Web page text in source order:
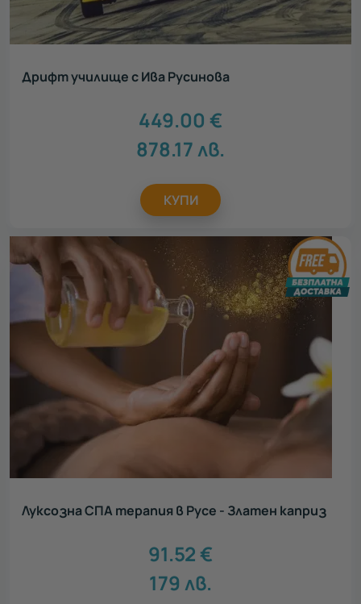
Дрифт училище с Ива Русинова
449.00 €
878.17лв.
КУПИ
Луксозна СПА терапия в Русе - Златен каприз
91.52€
179 лв.